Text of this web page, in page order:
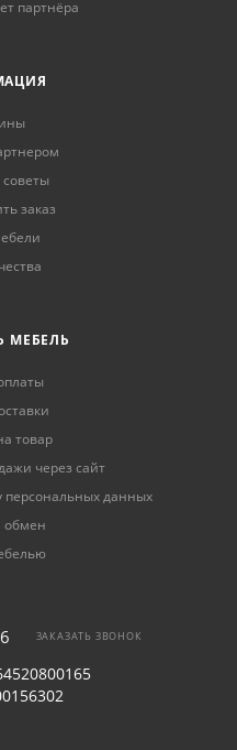
партнёра
заказ
МЕБЕЛЬ
товар
через сайт
персональных данных
обмен
ЗАКАЗАТЬ ЗВОНОК